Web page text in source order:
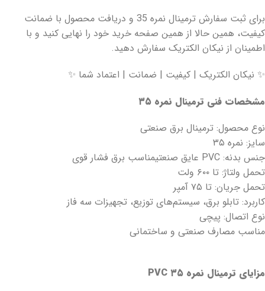
برای ثبت سفارش ترمینال نمره 35 و دریافت محصول با ضمانت
کیفیت، همین حالا از همین صفحه خرید خود را نهایی کنید و با
اطمینان از نیکان الکتریک سفارش دهید.
✨ نیکان الکتریک | کیفیت | ضمانت | اعتماد شما ✨
مشخصات فنی ترمینال نمره ۳۵
نوع محصول: ترمینال برق صنعتی
سایز: نمره ۳۵
جنس بدنه: PVC عایق صنعتیمناسب برق فشار قوی
تحمل ولتاژ: تا ۶۰۰ ولت
تحمل جریان: تا ۷۵ آمپر
کاربرد: تابلو برق، سیستم‌های توزیع، تجهیزات سه فاز
نوع اتصال: پیچی
مناسب مصارف صنعتی و ساختمانی
مزایای ترمینال نمره ۳۵
PVC